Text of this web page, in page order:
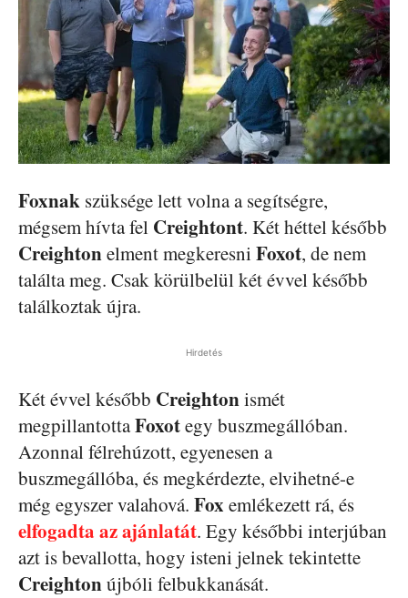
Foxnak szüksége lett volna a segítségre,
mégsem hívta fel Creightont. Két héttel később
Creightonelment megkeresni Foxot, de nem
találta meg. Csak körülbelül két évvel később
találkoztak újra.
Hirdetés
Két évvel később Creightonismét
megpillantottaFoxotegy buszmegállóban.
Azonnal félrehúzott, egyenesen a
buszmegállóba, és megkérdezte, elvihetné-e
még egyszer valahová. Fox emlékezett rá, és
elfogadta az ajánlatát. Egy későbbi interjúban
azt is bevallotta, hogy isteni jelnek tekintette
Creightonújbóli felbukkanását.